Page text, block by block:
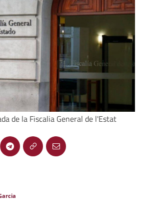
de la Fiscalia General de l'Estat